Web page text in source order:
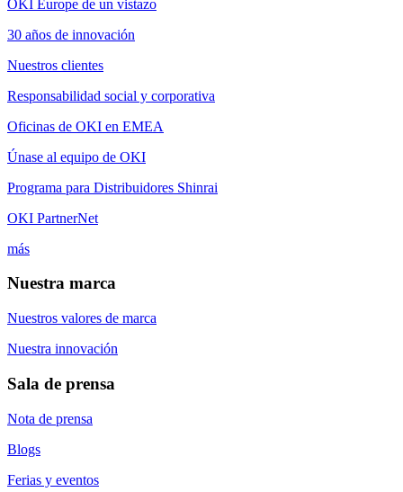
OKI Europe de un vistazo
30 años de innovación
Nuestros clientes
Responsabilidad social y corporativa
Oficinas de OKI en EMEA
Únase al equipo de OKI
Programa para Distribuidores Shinrai
OKI PartnerNet
más
Nuestra marca
Nuestros valores de marca
Nuestra innovación
Sala de prensa
Nota de prensa
Blogs
Ferias y eventos